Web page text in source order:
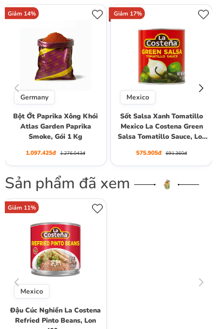
Giảm 14%
Germany
Bột Ớt Paprika Xông Khói
Atlas Garden Paprika
Smoke, Gói 1 Kg
1.097.425đ 1.276.043đ
Giảm 17%
Mexico
Sốt Salsa Xanh Tomatillo
Mexico La Costena Green
Salsa Tomatillo Sauce, Lon
575.905đ 691.360đ
Sản phẩm đã xem
Giảm 11%
Mexico
Đậu Cúc Nghiền La Costena
Refried Pinto Beans, Lon